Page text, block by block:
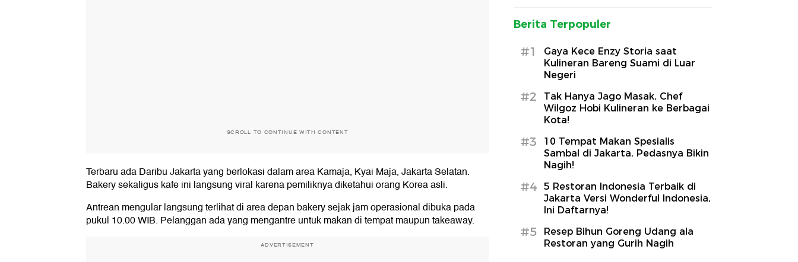
SCROLL TO CONTINUE WITH CONTENT
Terbaru ada Daribu Jakarta yang berlokasi dalam area Kamaja, Kyai Maja, Jakarta Selatan.
Bakery sekaligus kafe ini langsung viral karena pemiliknya diketahui orang Korea asli.
Antrean mengular langsung terlihat di area depan bakery sejak jam operasional dibuka pada
pukul 10.00 WIB. Pelanggan ada yang mengantre untuk makan di tempat maupun takeaway.
ADVERTISEMENT
Berita Terpopuler
#1
Gaya Kece Enzy Storia saat
Kulineran Bareng Suami di Luar
Negeri
#2
Tak Hanya Jago Masak, Chef
Wilgoz Hobi Kulineran ke Berbagai
Kota!
#3
10 Tempat Makan Spesialis
Sambal di Jakarta, Pedasnya Bikin
Nagih!
#4
5 Restoran Indonesia Terbaik di
Jakarta Versi Wonderful Indonesia,
Ini Daftarnya!
#5
Resep Bihun Goreng Udang ala
Restoran yang Gurih Nagih